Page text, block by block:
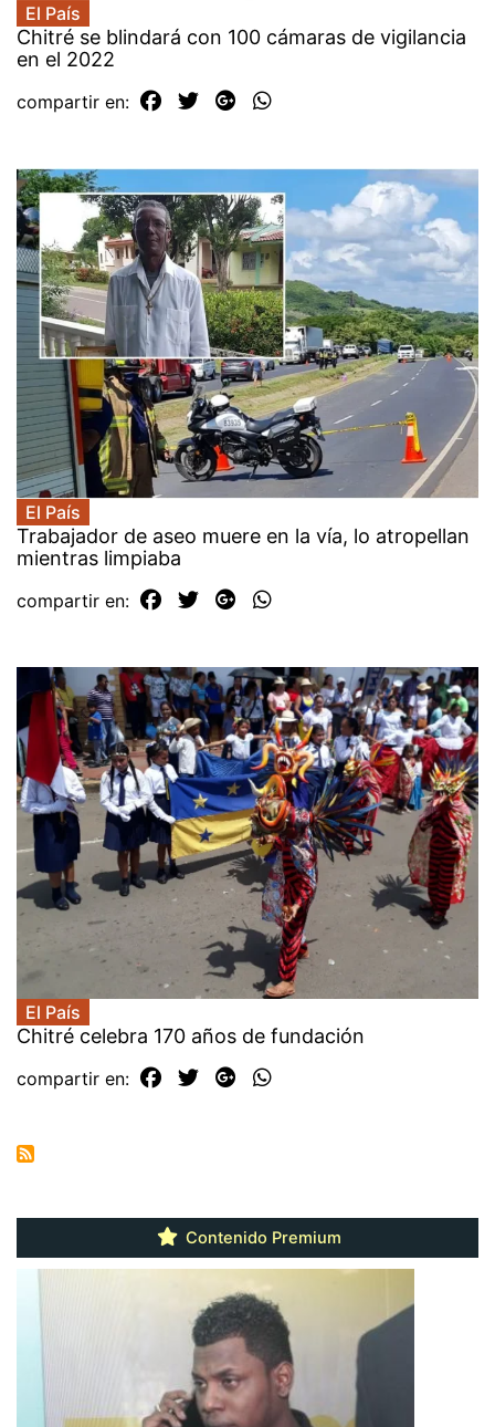
El País
Chitré se blindará con 100 cámaras de vigilancia
en el 2022
compartir en:
El País
Trabajador de aseo muere en la vía, lo atropellan
mientras limpiaba
compartir en:
El País
Chitré celebra 170 años de fundación
compartir en:
Contenido Premium